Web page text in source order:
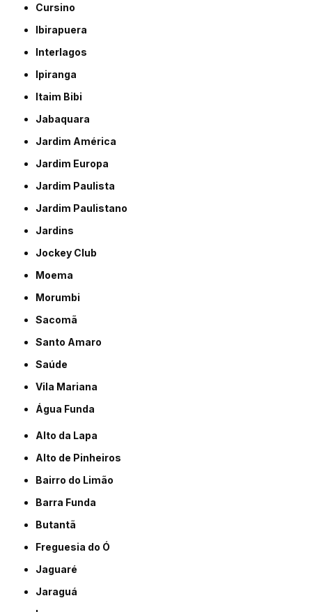
Cursino
Ibirapuera
Interlagos
Ipiranga
Itaim Bibi
Jabaquara
Jardim América
Jardim Europa
Jardim Paulista
Jardim Paulistano
Jardins
Jockey Club
Moema
Morumbi
Sacomã
Santo Amaro
Saúde
Vila Mariana
Água Funda
Alto da Lapa
Alto de Pinheiros
Bairro do Limão
Barra Funda
Butantã
Freguesia do Ó
Jaguaré
Jaraguá